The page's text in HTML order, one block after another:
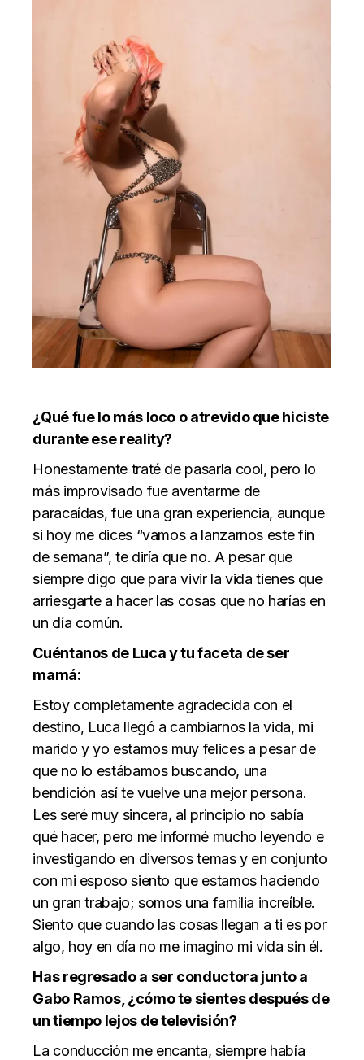
¿Qué fue lo más loco o atrevido que hiciste
durante ese reality?
Honestamente traté de pasarla cool, pero lo
más improvisado fue aventarme de
paracaídas, fue una gran experiencia, aunque
si hoy me dices “vamos a lanzarnos este fin
de semana”, te diría que no. A pesar que
siempre digo que para vivir la vida tienes que
arriesgarte a hacer las cosas que no harías en
un día común.
Cuéntanos de Luca y tu faceta de ser
mamá:
Estoy completamente agradecida con el
destino, Luca llegó a cambiarnos la vida, mi
marido y yo estamos muy felices a pesar de
que no lo estábamos buscando, una
bendición así te vuelve una mejor persona.
Les seré muy sincera, al principio no sabía
qué hacer, pero me informé mucho leyendo e
investigando en diversos temas y en conjunto
con mi esposo siento que estamos haciendo
un gran trabajo; somos una familia increíble.
Siento que cuando las cosas llegan a ti es por
algo, hoy en día no me imagino mi vida sin él.
Has regresado a ser conductora junto a
Gabo Ramos, ¿cómo te sientes después de
un tiempo lejos de televisión?
La conducción me encanta, siempre había